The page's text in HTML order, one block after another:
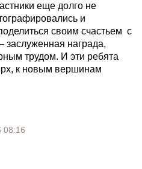
еще долго не
и
своим счастьем с
заслуженная награда,
трудом. И эти ребята
к новым вершинам
08:16